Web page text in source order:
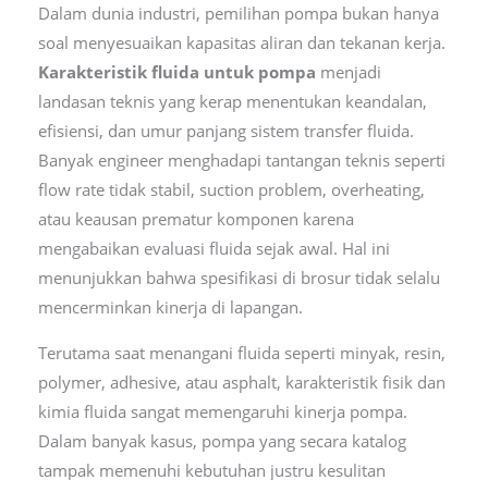
Dalam dunia industri, pemilihan pompa bukan hanya
soal menyesuaikan kapasitas aliran dan tekanan kerja.
Karakteristik fluida untuk pompa menjadi
landasan teknis yang kerap menentukan keandalan,
efisiensi, dan umur panjang sistem transfer fluida.
Banyak engineer menghadapi tantangan teknis seperti
flow rate tidak stabil, suction problem, overheating,
atau keausan prematur komponen karena
mengabaikan evaluasi fluida sejak awal. Hal ini
menunjukkan bahwa spesifikasi di brosur tidak selalu
mencerminkan kinerja di lapangan.
Terutama saat menangani fluida seperti minyak, resin,
polymer, adhesive, atau asphalt, karakteristik fisik dan
kimia fluida sangat memengaruhi kinerja pompa.
Dalam banyak kasus, pompa yang secara katalog
tampak memenuhi kebutuhan justru kesulitan